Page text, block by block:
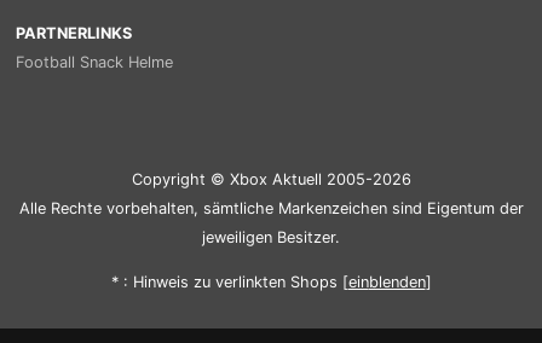
PARTNERLINKS
Football Snack Helme
Copyright © Xbox Aktuell 2005-2026
Alle Rechte vorbehalten, sämtliche Markenzeichen sind Eigentum der
jeweiligen Besitzer.
* : Hinweis zu verlinkten Shops [einblenden]